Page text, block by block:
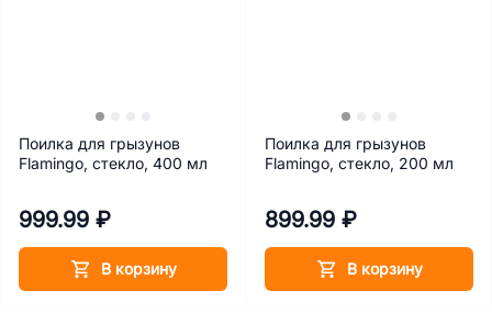
Поилка для грызунов
Flamingo, стекло, 400 мл
999.99 ₽
В корзину
Поилка для грызунов
Flamingo, стекло, 200 мл
899.99 ₽
В корзину